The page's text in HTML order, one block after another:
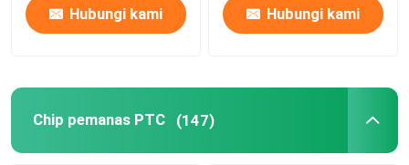
Hubungi kami Hubungi kami
Chip pemanas PTC (147)